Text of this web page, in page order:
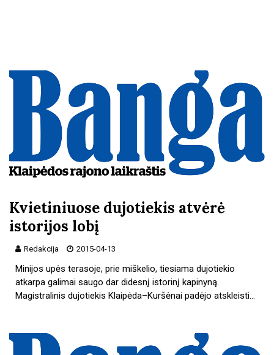
Kvietiniuose dujotiekis atvėrė
istorijos lobį
Redakcija 2015-04-13
Minijos upės terasoje, prie miškelio, tiesiama dujotiekio
atkarpa galimai saugo dar didesnį istorinį kapinyną.
Magistralinis dujotiekis Klaipėda–Kuršėnai padėjo atskleisti…